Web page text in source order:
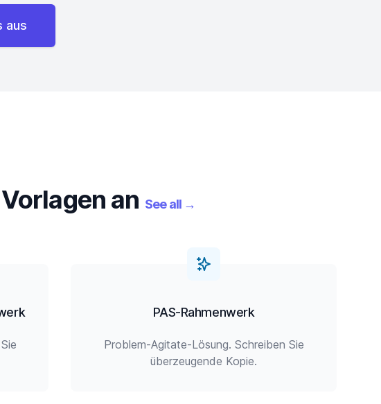
aus
an See all→
PAS-Rahmenwerk
Problem-Agitate-Lösung. Schreiben Sie
überzeugende Kopie.